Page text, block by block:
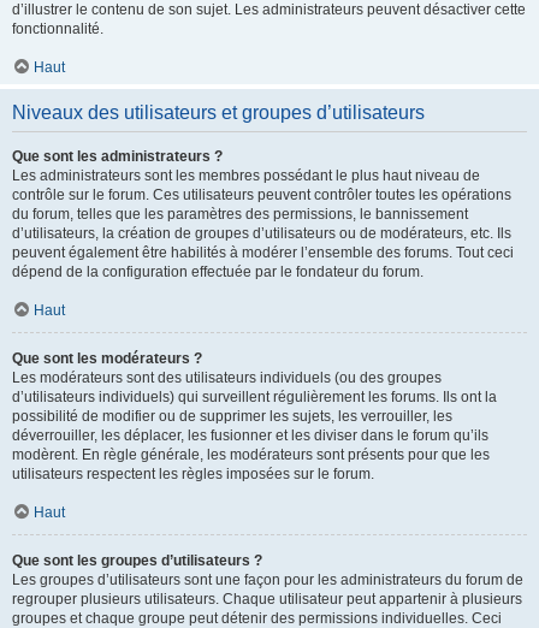
d’illustrer le contenu de son sujet. Les administrateurs peuvent désactiver cette
fonctionnalité.
Haut
Niveaux des utilisateurs et groupes d’utilisateurs
Que sont les administrateurs ?
Les administrateurs sont les membres possédant le plus haut niveau de
contrôle sur le forum. Ces utilisateurs peuvent contrôler toutes les opérations
du forum, telles que les paramètres des permissions, le bannissement
d’utilisateurs, la création de groupes d’utilisateurs ou de modérateurs, etc. Ils
peuvent également être habilités à modérer l’ensemble des forums. Tout ceci
dépend de la configuration effectuée par le fondateur du forum.
Haut
Que sont les modérateurs ?
Les modérateurs sont des utilisateurs individuels (ou des groupes
d’utilisateurs individuels) qui surveillent régulièrement les forums. Ils ont la
possibilité de modifier ou de supprimer les sujets, les verrouiller, les
déverrouiller, les déplacer, les fusionner et les diviser dans le forum qu’ils
modèrent. En règle générale, les modérateurs sont présents pour que les
utilisateurs respectent les règles imposées sur le forum.
Haut
Que sont les groupes d’utilisateurs ?
Les groupes d’utilisateurs sont une façon pour les administrateurs du forum de
regrouper plusieurs utilisateurs. Chaque utilisateur peut appartenir à plusieurs
groupes et chaque groupe peut détenir des permissions individuelles. Ceci